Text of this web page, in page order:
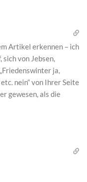
Artikel erkennen – ich
sich von Jebsen,
ja,
nein“ von Ihrer Seite
gewesen, als die